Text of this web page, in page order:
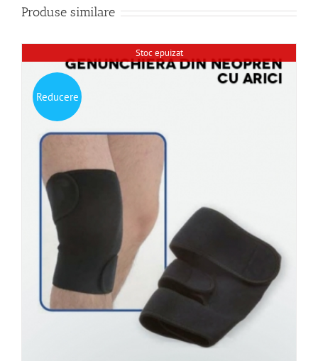
Produse similare
Stoc epuizat
Reducere